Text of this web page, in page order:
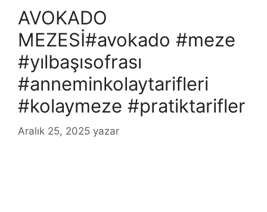
AVOKADO
MEZESİ#avokado #meze
#yılbaşısofrası
#anneminkolaytarifleri
#kolaymeze #pratiktarifler
Aralık 25, 2025 yazar